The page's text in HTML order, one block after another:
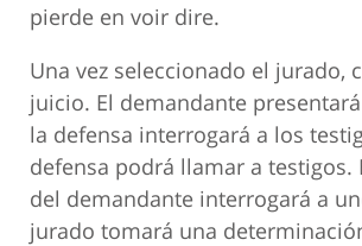
pierde en voir dire.
Una vez seleccionado el jurado,
juicio. El demandante
la defensa interrogará a los
defensa podrá llamar a testigos.
del demandante interrogará a
jurado tomará una